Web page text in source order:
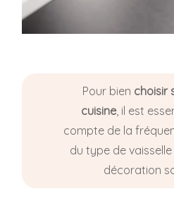
Pour bien choisir
cuisine, il est
compte de la
du type de
décoration